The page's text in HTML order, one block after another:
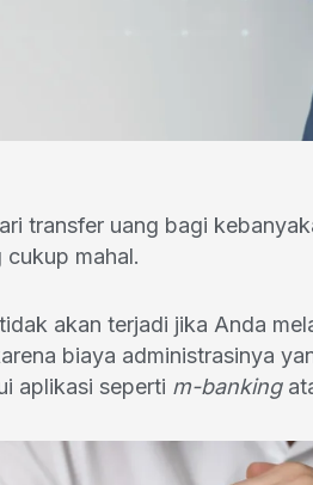
transfer uang bagi
cukup mahal.
akan terjadi jika Anda
biaya administrasinya
aplikasi seperti m-banking